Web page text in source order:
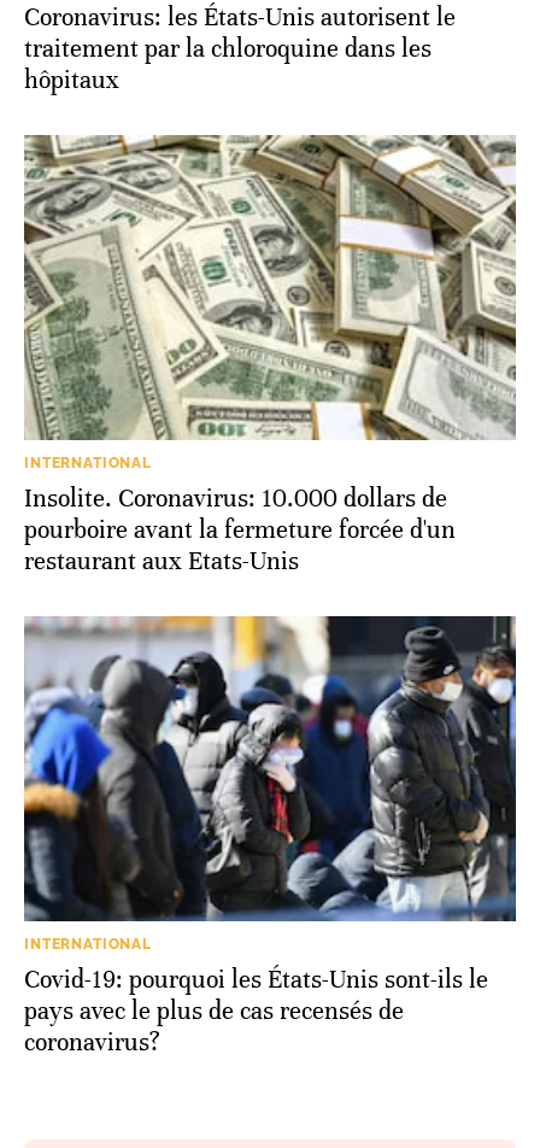
Coronavirus: les États-Unis autorisent le
traitement par la chloroquine dans les
hôpitaux
INTERNATIONAL
Insolite. Coronavirus: 10.000 dollars de
pourboire avant la fermeture forcée d'un
restaurant aux Etats-Unis
INTERNATIONAL
Covid-19: pourquoi les États-Unis sont-ils le
pays avec le plus de cas recensés de
coronavirus?